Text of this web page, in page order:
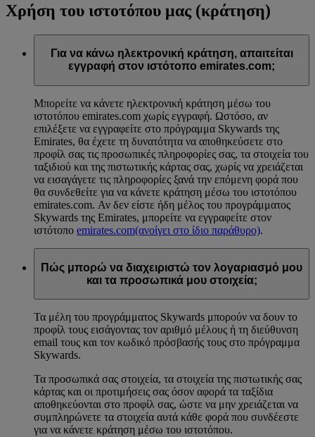
Χρήση του ιστοτόπου μας (κράτηση)
Για να κάνω ηλεκτρονική κράτηση, απαιτείται
εγγραφή στον ιστότοπο emirates.com;
Μπορείτε να κάνετε ηλεκτρονική κράτηση μέσω του
ιστοτόπου emirates.com χωρίς εγγραφή. Ωστόσο, αν
επιλέξετε να εγγραφείτε στο πρόγραμμα Skywards της
Emirates, θα έχετε τη δυνατότητα να αποθηκεύσετε στο
προφίλ σας τις προσωπικές πληροφορίες σας, τα στοιχεία του
ταξιδιού και της πιστωτικής κάρτας σας, χωρίς να χρειάζεται
να εισαγάγετε τις πληροφορίες ξανά την επόμενη φορά που
θα συνδεθείτε για να κάνετε κράτηση μέσω του ιστοτόπου
emirates.com. Αν δεν είστε ήδη μέλος του προγράμματος
Skywards της Emirates, μπορείτε να εγγραφείτε στον
ιστότοπο emirates.com(ανοίγει στο ίδιο παράθυρο).
Πώς μπορώ να διαχειριστώ τον λογαριασμό μου
και τα προσωπικά μου στοιχεία;
Τα μέλη του προγράμματος Skywards μπορούν να δουν το
προφίλ τους εισάγοντας τον αριθμό μέλους ή τη διεύθυνση
email τους και τον κωδικό πρόσβασής τους στο πρόγραμμα
Skywards.
Τα προσωπικά σας στοιχεία, τα στοιχεία της πιστωτικής σας
κάρτας και οι προτιμήσεις σας όσον αφορά τα ταξίδια
αποθηκεύονται στο προφίλ σας, ώστε να μην χρειάζεται να
συμπληρώνετε τα στοιχεία αυτά κάθε φορά που συνδέεστε
για να κάνετε κράτηση μέσω του ιστοτόπου.